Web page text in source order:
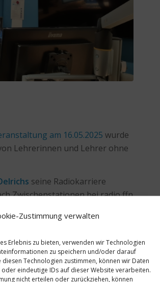
Zustimmung verwalten
Erlebnis zu bieten, verwenden wir Technologien
zu speichern und/oder darauf
diesen Technologien zustimmen, können wir Daten
eindeutige IDs auf dieser Website verarbeiten.
nicht erteilen oder zurückziehen, können
am 16.05.2025 wurde
Lehrerinnen und Lehrer ohne
seine Radiokarriere
Zwischenstationen bei radio ffn
NRJ Berlin und BB Radio in
bei NDR 1 Niedersachsen in
und unterrichtet zudem
Köln. Begonnen als „rasender
Team des